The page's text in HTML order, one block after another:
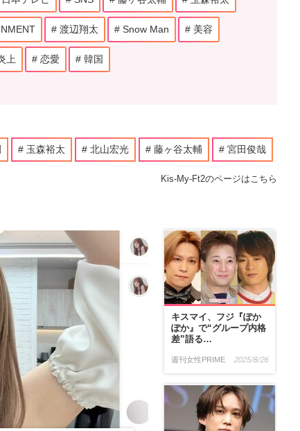
渡辺翔太 Snow Man 美容
上 恋愛 韓国
玉森裕太 北山宏光 藤ヶ谷太輔 宮田俊哉
Kis-My-Ft2のページはこちら
キスマイ、フジ『ぽか
ぽか』で“グループ内格
差”語る…
週刊女性PRIME 2025/8/26